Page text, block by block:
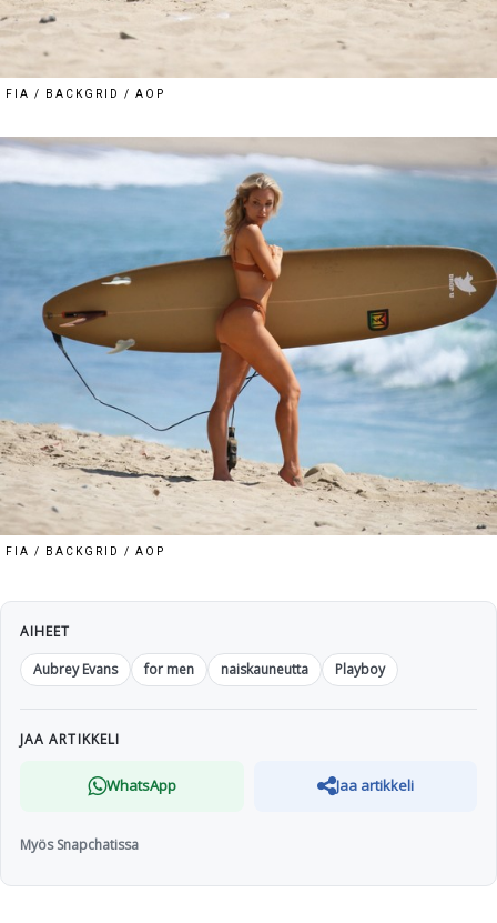
FIA / BACKGRID / AOP
FIA / BACKGRID / AOP
AIHEET
Aubrey Evans
for men naiskauneutta Playboy
JAA ARTIKKELI
WhatsApp Jaa artikkeli
Myös Snapchatissa